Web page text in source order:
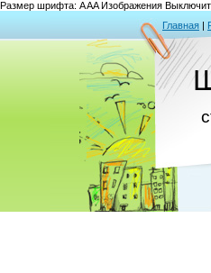
Размер шрифта: AAAИзображения
Главная |